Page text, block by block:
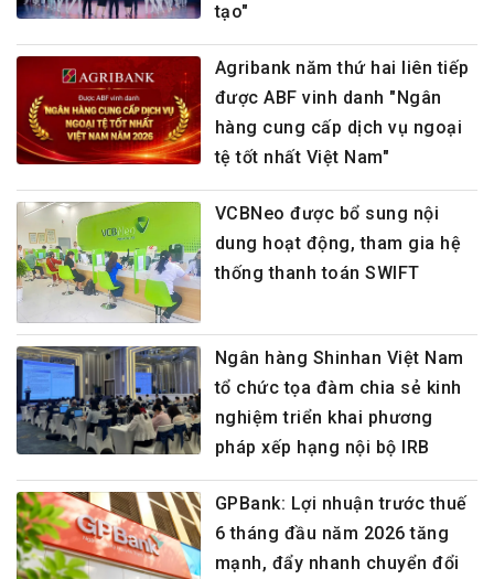
tạo"
Agribank năm thứ hai liên tiếp
được ABF vinh danh "Ngân
hàng cung cấp dịch vụ ngoại
tệ tốt nhất Việt Nam"
VCBNeo được bổ sung nội
dung hoạt động, tham gia hệ
thống thanh toán SWIFT
Ngân hàng Shinhan Việt Nam
tổ chức tọa đàm chia sẻ kinh
nghiệm triển khai phương
pháp xếp hạng nội bộ IRB
GPBank: Lợi nhuận trước thuế
6 tháng đầu năm 2026 tăng
mạnh, đẩy nhanh chuyển đổi